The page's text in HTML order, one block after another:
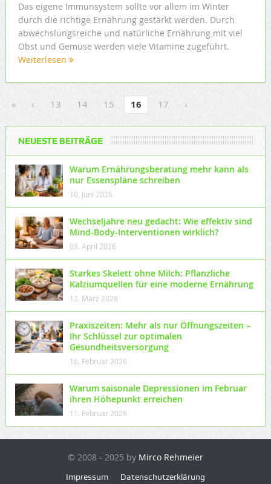
Das eigene Immunsystem sollte vor allem im Winter
durch die richtige Ernährung gestärkt werden. Durch
abwechslungsreiche und natürliche Ernährung mit viel
Obst und Gemüse werden viele Vitamine zugeführt.
Weiterlesen
« ‹ 13 14 15 16 17 ›
NEUESTE BEITRÄGE
Warum Ernährungsberatung mehr kann als
nur Essenspläne schreiben
10. Juni 2026
Wechseljahre neu gedacht: Wie effektiv sind
Mind-Body-Interventionen wirklich?
03. April 2026
Starkes Skelett ohne Milch: Pflanzliche
Kalziumquellen für eine moderne Ernährung
12. März 2026
Praxiszeiten: Mehr als nur Öffnungszeiten –
Ihr Schlüssel zur optimalen
Gesundheitsversorgung
16. Februar 2026
Warum saisonale Depressionen im Februar
ihren Höhepunkt erreichen
11. Februar 2026
© 2008 - 2025 by Mirco Rehmeier
Impressum Datenschutzerklärung